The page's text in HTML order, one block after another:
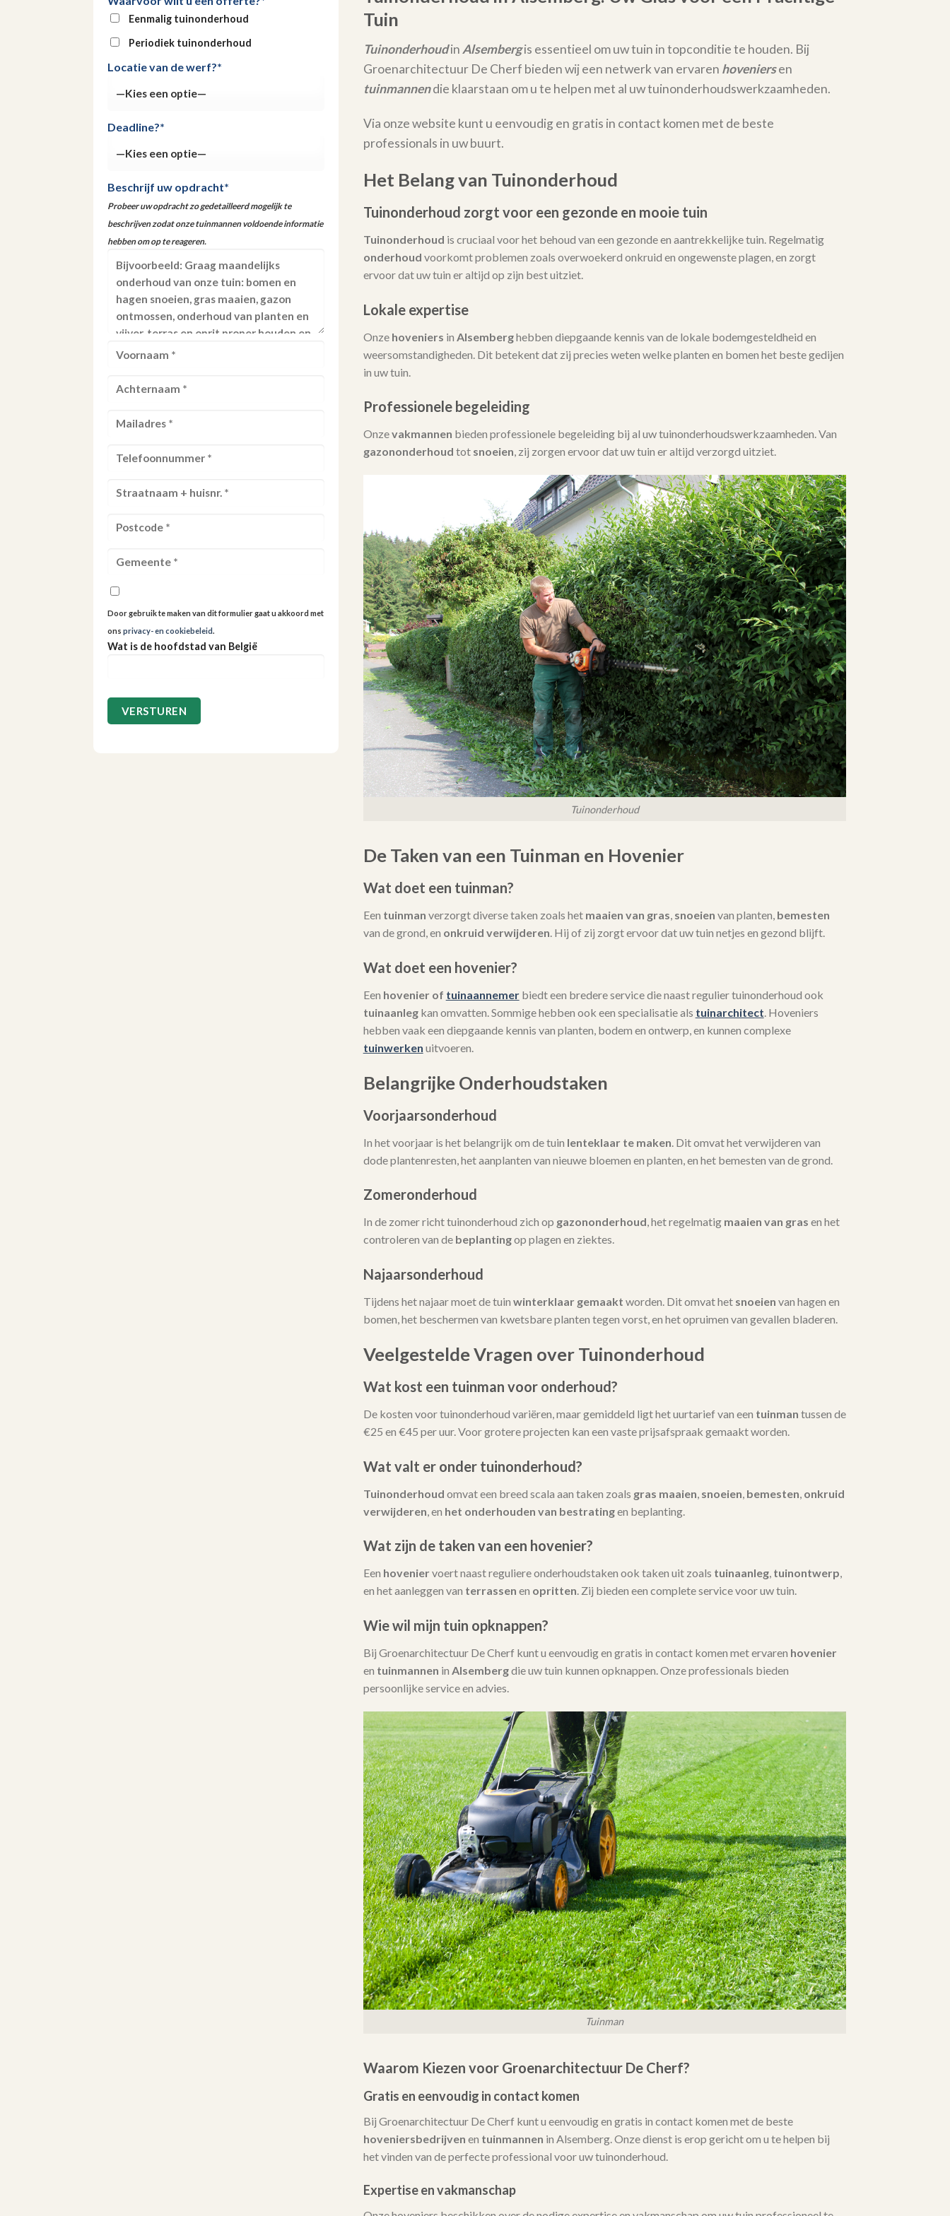
Eenmalig tuinonderhoud
Periodiek tuinonderhoud
Locatie van de werf?*
Deadline?*
Beschrijf uw opdracht*
Probeer uw opdracht zo gedetailleerd mogelijk te
beschrijven zodat onze tuinmannen voldoende informatie
hebben om op te reageren.
Door gebruik te maken van dit formulier gaat u akkoord met
ons privacy- en cookiebeleid.
Wat is de hoofdstad van België
Tuin
TuinonderhoudinAlsembergis essentieel om uw tuin in topconditie te houden. Bij
Groenarchitectuur De Cherf bieden wij een netwerk van ervaren hoveniersen
tuinmannendie klaarstaan om u te helpen met al uw tuinonderhoudswerkzaamheden.
Via onze website kunt u eenvoudig en gratis in contact komen met de beste
professionals in uw buurt.
Het Belang van Tuinonderhoud
Tuinonderhoud zorgt voor een gezonde en mooie tuin
Tuinonderhoud is cruciaal voor het behoud van een gezonde en aantrekkelijke tuin. Regelmatig
onderhoud voorkomt problemen zoals overwoekerd onkruid en ongewenste plagen, en zorgt
ervoor dat uw tuin er altijd op zijn best uitziet.
Lokale expertise
Onze hoveniers in Alsemberghebben diepgaande kennis van de lokale bodemgesteldheid en
weersomstandigheden. Dit betekent dat zij precies weten welke planten en bomen het beste gedijen
in uw tuin.
Professionele begeleiding
Onzevakmannen bieden professionele begeleiding bij al uw tuinonderhoudswerkzaamheden. Van
gazononderhoud tot snoeien, zij zorgen ervoor dat uw tuin er altijd verzorgd uitziet.
Tuinonderhoud
De Taken van een Tuinman en Hovenier
Wat doet een tuinman?
Een tuinman verzorgt diverse taken zoals het maaien van gras, snoeien van planten, bemesten
van de grond, en onkruid verwijderen. Hij of zij zorgt ervoor dat uw tuin netjes en gezond blijft.
Wat doet een hovenier?
Een hovenier of tuinaannemerbiedt een bredere service die naast regulier tuinonderhoud ook
tuinaanlegkan omvatten. Sommige hebben ook een specialisatie als tuinarchitect. Hoveniers
hebben vaak een diepgaande kennis van planten, bodem en ontwerp, en kunnen complexe
tuinwerken uitvoeren.
Belangrijke Onderhoudstaken
Voorjaarsonderhoud
In het voorjaar is het belangrijk om de tuin lenteklaar te maken . Dit omvat het verwijderen van
dode plantenresten, het aanplanten van nieuwe bloemen en planten, en het bemesten van de grond.
Zomeronderhoud
In de zomer richt tuinonderhoud zich op gazononderhoud, het regelmatig maaien van gras en het
controleren van de beplantingop plagen en ziektes.
Najaarsonderhoud
Tijdens het najaar moet de tuin winterklaar gemaakt worden. Dit omvat het snoeien van hagen en
bomen, het beschermen van kwetsbare planten tegen vorst, en het opruimen van gevallen bladeren.
Veelgestelde Vragen over Tuinonderhoud
Wat kost een tuinman voor onderhoud?
De kosten voor tuinonderhoud variëren, maar gemiddeld ligt het uurtarief van een tuinman tussen de
€25 en €45 per uur. Voor grotere projecten kan een vaste prijsafspraak gemaakt worden.
Wat valt er onder tuinonderhoud?
Tuinonderhoud omvat een breed scala aan taken zoals gras maaien snoeien bemesten onkruid
verwijderen , en het onderhouden van bestratingen beplanting.
Wat zijn de taken van een hovenier?
Een hoveniervoert naast reguliere onderhoudstaken ook taken uit zoals tuinaanleg, tuinontwerp,
en het aanleggen van terrassen en opritten. Zij bieden een complete service voor uw tuin.
Wie wil mijn tuin opknappen?
Bij Groenarchitectuur De Cherf kunt u eenvoudig en gratis in contact komen met ervaren hovenier
en tuinmannen in Alsembergdie uw tuin kunnen opknappen. Onze professionals bieden
persoonlijke service en advies.
Tuinman
Waarom Kiezen voor Groenarchitectuur De Cherf?
Gratis en eenvoudig in contact komen
Bij Groenarchitectuur De Cherf kunt u eenvoudig en gratis in contact komen met de beste
hoveniersbedrijven en tuinmannen in Alsemberg. Onze dienst is erop gericht om u te helpen bij
het vinden van de perfecte professional voor uw tuinonderhoud.
Expertise en vakmanschap